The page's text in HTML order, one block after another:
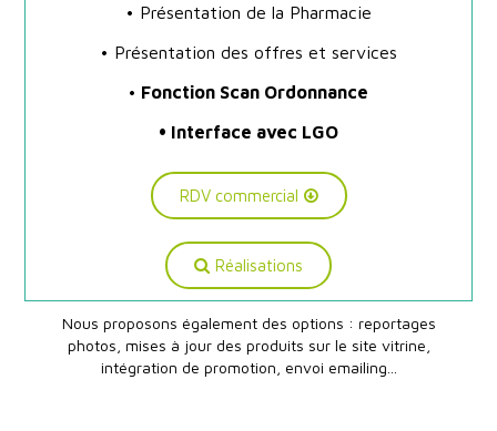
• Présentation de la Pharmacie
• Présentation des offres et services
• Fonction Scan Ordonnance
• Interface avec LGO
RDV commercial
Réalisations
Nous proposons également des options : reportages
photos, mises à jour des produits sur le site vitrine,
intégration de promotion, envoi emailing...